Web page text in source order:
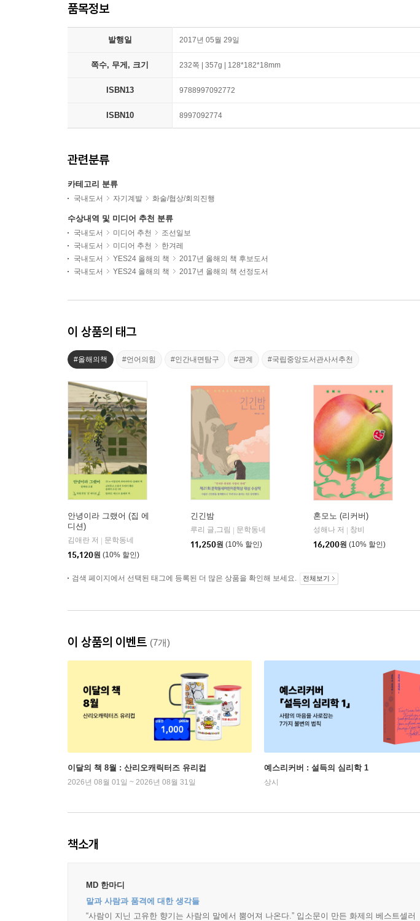
품목정보
발행일 2017년 05월 29일
쪽수, 무게, 크기 232쪽 | 357g | 128*182*18mm
ISBN13 9788997092772
ISBN10 8997092774
관련분류
카테고리 분류
국내도서 자기계발 화술/협상/회의진행
수상내역 및 미디어 추천 분류
국내도서 미디어 추천
조선일보
국내도서
미디어 추천
한겨레
국내도서
YES24 올해의 책
2017년 올해의 책 후보도서
국내도서
YES24 올해의 책 2017년 올해의 책 선정도서
이 상품의 태그
#올해의책 #언어의힘 #인간내면탐구 #관계 #국립중앙도서관사서추천
안녕이라 그랬어 (집 에
디션)
김애란 저
문학동네
15,120원 (10% 할인)
긴긴밤
루리 글,그림
문학동네
11,250원 (10% 할인)
혼모노 (리커버)
성해나 저
창비
16,200원 (10% 할인)
검색 페이지에서 선택된 태그에 등록된 더 많은 상품을 확인해 보세요. 전체보기
이 상품의 이벤트 (7개)
이달의 책 8월 : 산리오캐릭터즈 유리컵
2026년 08월 01일 ~ 2026년 08월 31일
예스리커버 : 설득의 심리학 1
상시
책소개
MD 한마디
말과 사람과 품격에 대한 생각들
“사람이 지닌 고유한 향기는 사람의 말에서 뿜어져 나온다.” 입소문이 만든 화제의 베스트셀